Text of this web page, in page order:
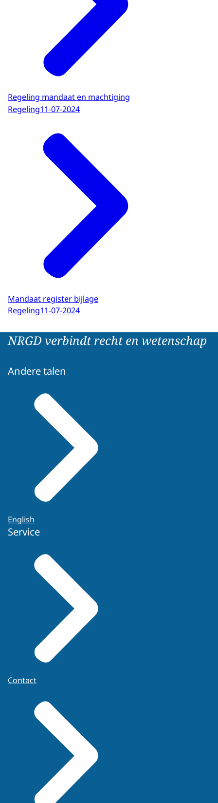
Regeling mandaat en machtiging
Regeling11-07-2024
Mandaat register bijlage
Regeling11-07-2024
NRGD verbindt recht en wetenschap
Andere talen
English
Service
Contact